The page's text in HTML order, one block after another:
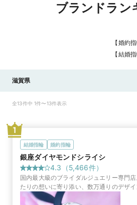
ブランドラン
【婚約
【結婚
滋賀県
全13件中 1件〜13件表示
結婚指輪 婚約指輪
銀座ダイヤモンドシライシ
4.3 （5,466件）
国内最大級のブライダルジュエリー専門
たりの想いに寄り添い、数万通りのデザ
輪やサービスをご提案します
1